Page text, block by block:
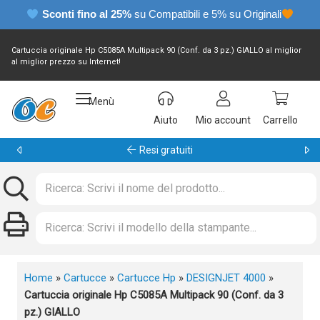
Sconti fino al 25% su Compatibili e 5% su Originali
Cartuccia originale Hp C5085A Multipack 90 (Conf. da 3 pz.) GIALLO al miglior
al miglior prezzo su Internet!
Menù
Aiuto
Mio account Carrello
Garanzia 24 mesi
Home » Cartucce » Cartucce Hp » DESIGNJET 4000 »
Cartuccia originale Hp C5085A Multipack 90 (Conf. da 3
pz.) GIALLO